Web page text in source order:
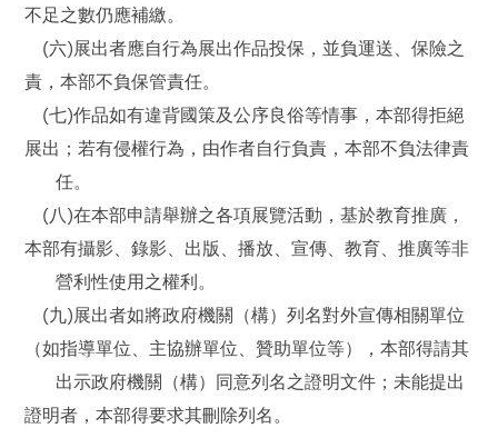
不足之數仍應補繳。
(六)展出者應自行為展出作品投保，並負運送、保險之
責，本部不負保管責任。
(七)作品如有違背國策及公序良俗等情事，本部得拒絕
展出；若有侵權行為，由作者自行負責，本部不負法律責
任。
(八)在本部申請舉辦之各項展覽活動，基於教育推廣，
本部有攝影、錄影、出版、播放、宣傳、教育、推廣等非
營利性使用之權利。
(九)展出者如將政府機關（構）列名對外宣傳相關單位
（如指導單位、主協辦單位、贊助單位等），本部得請其
出示政府機關（構）同意列名之證明文件；未能提出
證明者，本部得要求其刪除列名。